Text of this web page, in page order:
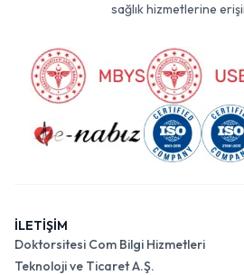
sağlık hizmetlerine
İLETİŞİM
Doktorsitesi Com Bilgi Hizmetleri
Teknoloji ve Ticaret A.Ş.